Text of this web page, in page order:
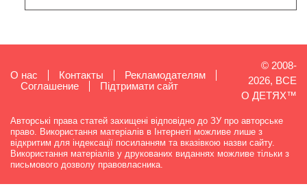
О нас Контакты
Рекламодателям
Cоглашение
Підтримати сайт
© 2008-
2026, ВСЕ
О ДЕТЯХ™
Авторські права статей захищені відповідно до ЗУ про авторське
право. Використання матеріалів в Інтернеті можливе лише з
відкритим для індексації посиланням та вказівкою назви сайту.
Використання матеріалів у друкованих виданнях можливе тільки з
письмового дозволу правовласника.